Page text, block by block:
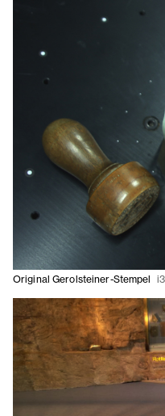
Original Gerolsteiner-Stempel